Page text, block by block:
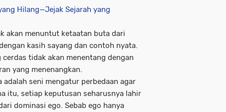
Hilang—Jejak Sejarah yang
akan menuntut ketaatan buta dari
kasih sayang dan contoh nyata.
tidak akan menentang dengan
yang menenangkan.
adalah seni mengatur perbedaan agar
itu, setiap keputusan seharusnya lahir
dominasi ego. Sebab ego hanya